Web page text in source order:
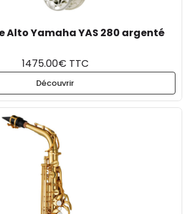
Alto Yamaha YAS 280 argenté
1475.00€ TTC
Découvrir